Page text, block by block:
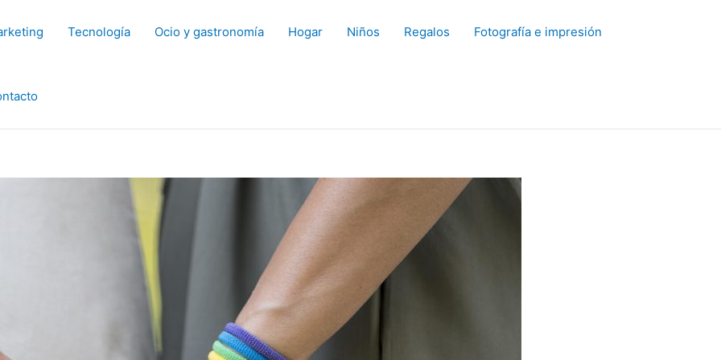
Tecnología Ocio y gastronomía Hogar Niños Regalos Fotografía e impresión